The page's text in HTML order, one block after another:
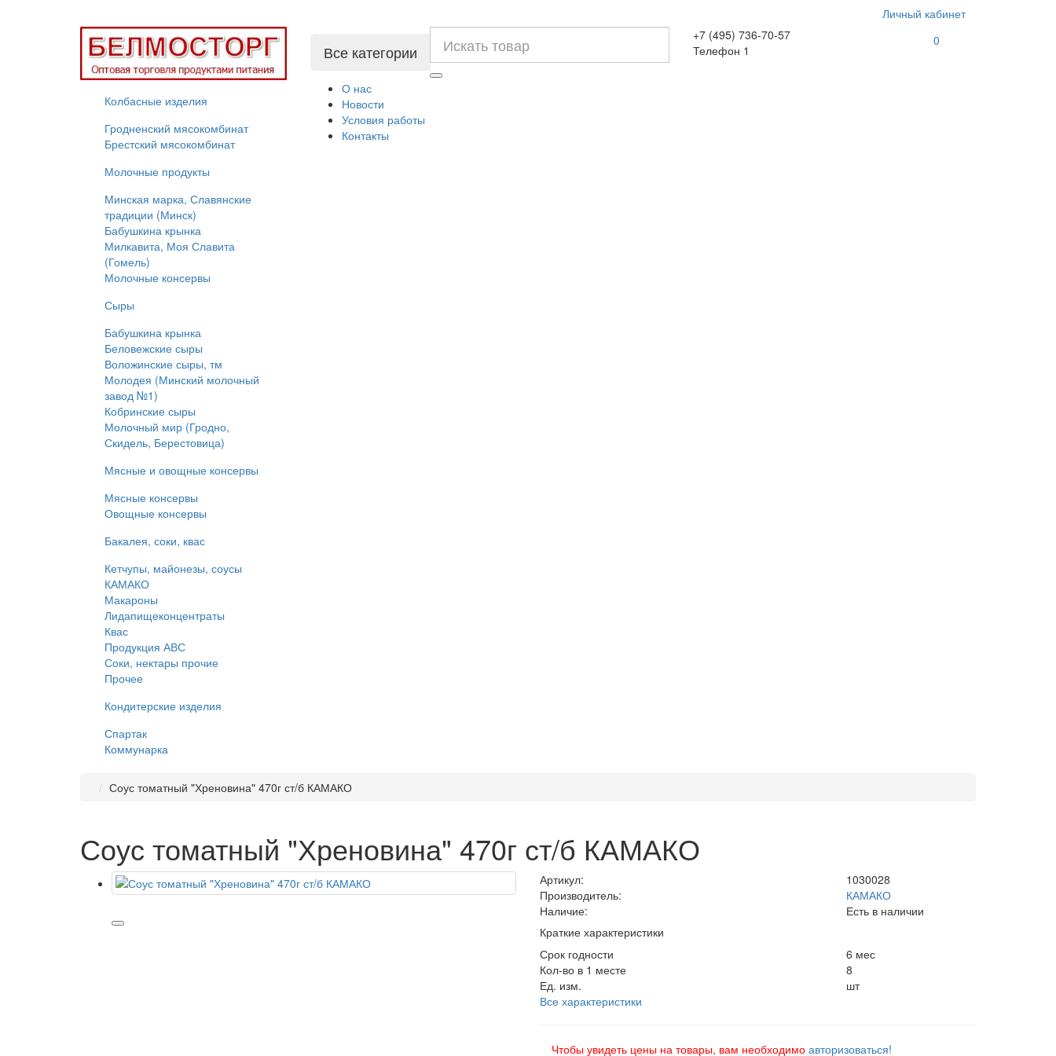
Личный кабинет
+7 (495) 736-70-57
Телефон 1
0
Все категории
Колбасные изделия
Гродненский мясокомбинат
Брестский мясокомбинат
Молочные продукты
Минская марка, Славянские
традиции (Минск)
Бабушкина крынка
Милкавита, Моя Славита
(Гомель)
Молочные консервы
Сыры
Бабушкина крынка
Беловежские сыры
Воложинские сыры, тм
Молодея (Минский молочный
завод №1)
Кобринские сыры
Молочный мир (Гродно,
Скидель, Берестовица)
Мясные и овощные консервы
Мясные консервы
Овощные консервы
Бакалея, соки, квас
Кетчупы, майонезы, соусы
КАМАКО
Макароны
Лидапищеконцентраты
Квас
Продукция АВС
Соки, нектары прочие
Прочее
Кондитерские изделия
Спартак
Коммунарка
О нас
Новости
Условия работы
Контакты
Соус томатный "Хреновина" 470г ст/б КАМАКО
Соус томатный "Хреновина" 470г ст/б КАМАКО
Артикул:
1030028
Производитель:
КАМАКО
Наличие:
Есть в наличии
Краткие характеристики
Срок годности
6 мес
Кол-во в 1 месте
8
Ед. изм.
шт
Все характеристики
Чтобы увидеть цены на товары, вам необходимо авторизоваться!